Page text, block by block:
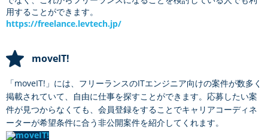
用することができます。
https://freelance.levtech.jp/
moveIT!
「moveIT!」には、フリーランスのITエンジニア向けの案件が数多く
掲載されていて、自由に仕事を探すことができます。応募したい案
件が見つからなくても、会員登録をすることでキャリアコーディネ
ーターが希望条件に合う非公開案件を紹介してくれます。